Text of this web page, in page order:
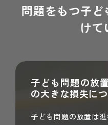
問題をもつ子
けて
子ども問題の放
の大きな損失に
子ども問題の放置は